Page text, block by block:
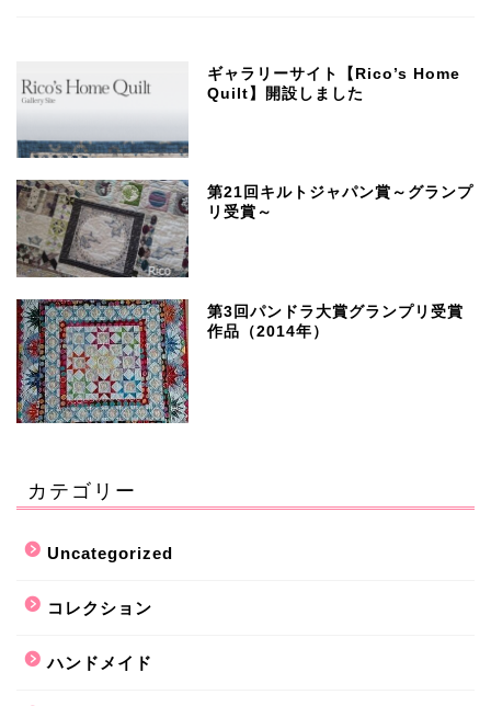
ギャラリーサイト【Rico’s Home
Quilt】開設しました
第21回キルトジャパン賞～グランプ
リ受賞～
第3回パンドラ大賞グランプリ受賞
作品（2014年）
カテゴリー
Uncategorized
コレクション
ハンドメイド